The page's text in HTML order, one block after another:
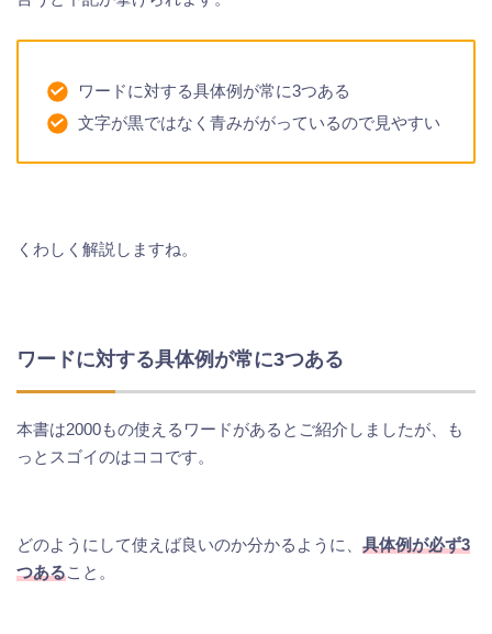
ワードに対する具体例が常に3つある
文字が黒ではなく青みががっているので見やすい
くわしく解説しますね。
ワードに対する具体例が常に3つある
本書は2000もの使えるワードがあるとご紹介しましたが、も
っとスゴイのはココです。
どのようにして使えば良いのか分かるように、 具体例が必ず3
つあること。